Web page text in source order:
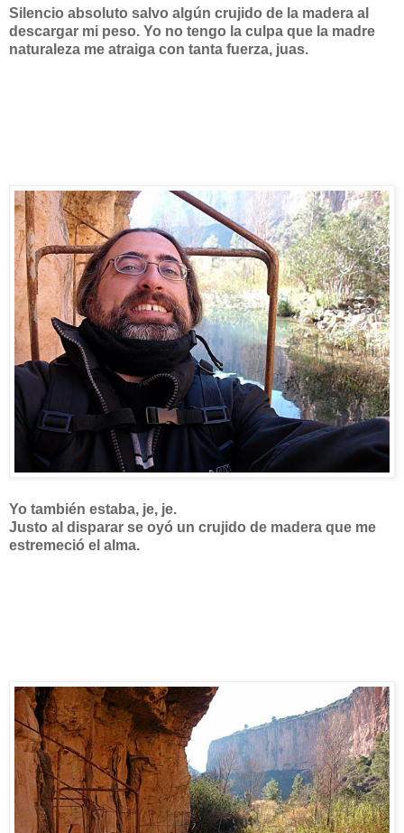
Silencio absoluto salvo algún crujido de la madera al
descargar mi peso. Yo no tengo la culpa que la madre
naturaleza me atraiga con tanta fuerza, juas.
Yo también estaba, je, je.
Justo al disparar se oyó un crujido de madera que me
estremeció el alma.